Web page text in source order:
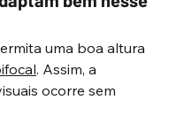
uma boa altura
. Assim, a
ocorre sem